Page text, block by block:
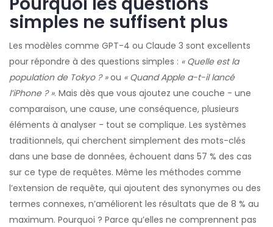
simples ne suffisent plus
Les modèles comme GPT-4 ou Claude 3 sont excellents
pour répondre à des questions simples : « Quelle est la
population de Tokyo ? »ou « Quand Apple a-t-il lancé
l’iPhone ? ». Mais dès que vous ajoutez une couche - une
comparaison, une cause, une conséquence, plusieurs
éléments à analyser - tout se complique. Les systèmes
traditionnels, qui cherchent simplement des mots-clés
dans une base de données, échouent dans 57 % des cas
sur ce type de requêtes. Même les méthodes comme
l’extension de requête, qui ajoutent des synonymes ou des
termes connexes, n’améliorent les résultats que de 8 % au
maximum. Pourquoi ? Parce qu’elles ne comprennent pas